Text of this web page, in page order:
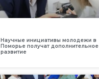
Научные инициативы молодежи в
Поморье получат дополнительное
развитие